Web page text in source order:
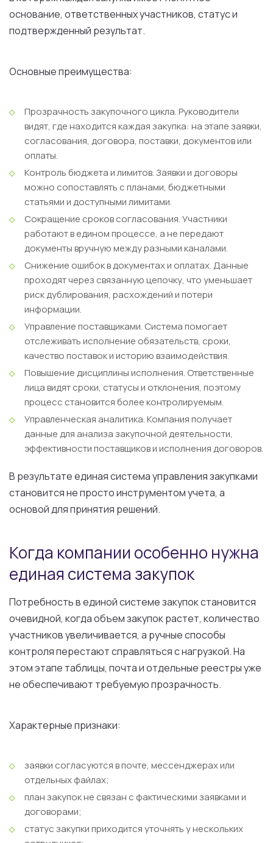
основание, ответственных участников, статус и
подтвержденный результат.
Основные преимущества:
Прозрачность закупочного цикла.Руководители
видят, где находится каждая закупка: на этапе заявки,
согласования, договора, поставки, документов или
оплаты.
Контроль бюджета и лимитов.Заявки и договоры
можно сопоставлять с планами, бюджетными
статьями и доступными лимитами.
Сокращение сроков согласования.Участники
работают в едином процессе, а не передают
документы вручную между разными каналами.
Снижение ошибок в документах и оплатах.Данные
проходят через связанную цепочку, что уменьшает
риск дублирования, расхождений и потери
информации.
Управление поставщиками. Система помогает
отслеживать исполнение обязательств, сроки,
качество поставок и историю взаимодействия.
Повышение дисциплины исполнения. Ответственные
лица видят сроки, статусы и отклонения, поэтому
процесс становится более контролируемым.
Управленческая аналитика.Компания получает
данные для анализа закупочной деятельности,
эффективности поставщиков и исполнения договоров.
В результате единая система управления закупками
становится не просто инструментом учета, а
основой для принятия решений.
Когда компании особенно нужна
единая система закупок
Потребность в единой системе закупок становится
очевидной, когда объем закупок растет, количество
участников увеличивается, а ручные способы
контроля перестают справляться с нагрузкой. На
этом этапе таблицы, почта и отдельные реестры уже
не обеспечивают требуемую прозрачность.
Характерные признаки:
заявки согласуются в почте, мессенджерах или
отдельных файлах;
план закупок не связан с фактическими заявками и
договорами;
статус закупки приходится уточнять у нескольких